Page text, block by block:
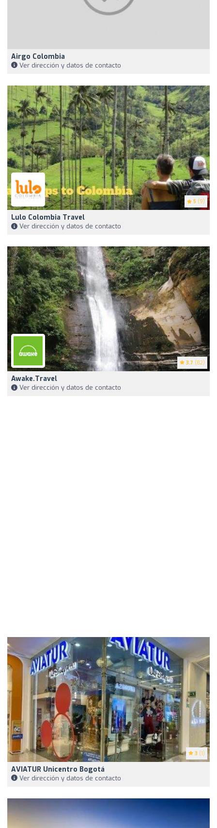
Airgo Colombia
Ver dirección y datos de contacto
5 (9)
Lulo Colombia Travel
Ver dirección y datos de contacto
3.7 (82)
Awake.travel
Ver dirección y datos de contacto
3 (1)
AVIATUR Unicentro Bogotá
Ver dirección y datos de contacto